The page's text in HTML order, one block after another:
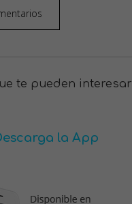
te pueden interesar
la App